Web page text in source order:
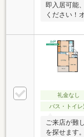
即入居可能
ください！
礼金なし
バス・トイレ
ご来店が難
を探せます。